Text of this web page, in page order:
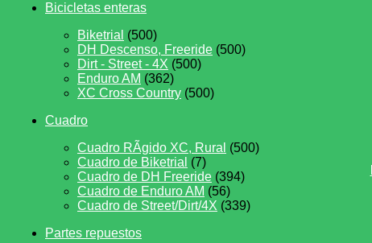
Bicicletas enteras
Biketrial (500)
DH Descenso, Freeride (500)
Dirt - Street - 4X (500)
Enduro AM (362)
XC Cross Country (500)
Cuadro
Cuadro RÃ­gido XC, Rural (500)
Cuadro de Biketrial (7)
Cuadro de DH Freeride (394)
Cuadro de Enduro AM (56)
Cuadro de Street/Dirt/4X (339)
Partes repuestos